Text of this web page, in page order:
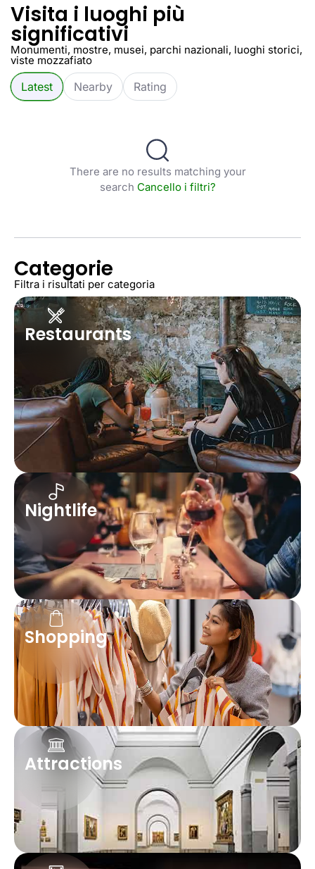
Visita i luoghi più
significativi
Monumenti, mostre, musei, parchi nazionali, luoghi storici,
viste mozzafiato
Latest Nearby Rating
There are no results matching your
search Cancello i filtri?
Categorie
Filtra i risultati per categoria
Restaurants
Nightlife
Shopping
Attractions